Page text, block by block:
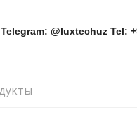
Telegram: @luxtechuz Tel: